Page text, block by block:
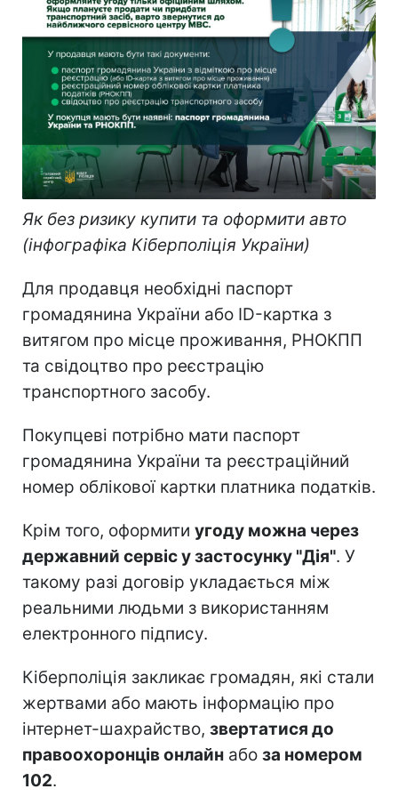
Як без ризику купити та оформити авто
(інфографіка Кіберполіція України)
Для продавця необхідні паспорт
громадянина України або ID-картка з
витягом про місце проживання, РНОКПП
та свідоцтво про реєстрацію
транспортного засобу.
Покупцеві потрібно мати паспорт
громадянина України та реєстраційний
номер облікової картки платника податків.
Крім того, оформити угоду можна через
державний сервіс у застосунку "Дія". У
такому разі договір укладається між
реальними людьми з використанням
електронного підпису.
Кіберполіція закликає громадян, які стали
жертвами або мають інформацію про
інтернет-шахрайство, звертатися до
правоохоронців онлайн або за номером
102.